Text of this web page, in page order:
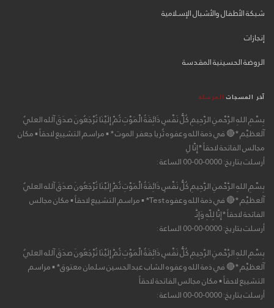
شبكة الأطفال والأشبال الإسلامية
إنجازات
الروضة الحسينية المقدسة
آخر المسجات المرسلة
بِسْمِ اللهِ الرَّحْمنِ الرَّحِيمِ كُلُّ نَفْسٍ ذَائِقَةُ الْمَوْتِ ثُمَّ إِلَيْنَا تُرْجَعُونَ صدَقَ آلله العليٌ
آلعظيْم *🔴 في ذمة الله وعفوه ثُريا جعفر الموت * ▪ مراسم التشييع لاحقاً ▪ مكان
مجالس الفاتحة لاحقاً *إِنَّا لِ
أرسلت بتاريخ: 0000-00-00 الساعة :
بِسْمِ اللهِ الرَّحْمنِ الرَّحِيمِ كُلُّ نَفْسٍ ذَائِقَةُ الْمَوْتِ ثُمَّ إِلَيْنَا تُرْجَعُونَ صدَقَ آلله العليٌ
آلعظيْم *🔴 في ذمة الله وعفوه Test* ▪ مراسم التشييع لاحقاً ▪ مكان مجالس
الفاتحة لاحقاً *إِنَّا لِلّهِ وَإِنَّـ
أرسلت بتاريخ: 0000-00-00 الساعة :
بِسْمِ اللهِ الرَّحْمنِ الرَّحِيمِ كُلُّ نَفْسٍ ذَائِقَةُ الْمَوْتِ ثُمَّ إِلَيْنَا تُرْجَعُونَ صدَقَ آلله العليٌ
آلعظيْم *🔴 في ذمة الله وعفوه الشاب عبدالحسين سلمان معتوق* ▪ مراسم
التشييع لاحقاً ▪ مكان مجالس الفاتحة لاحقاً
أرسلت بتاريخ: 0000-00-00 الساعة :